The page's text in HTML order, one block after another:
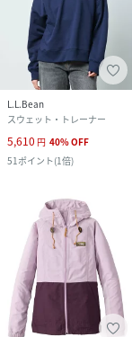
L.L.Bean
スウェット・トレーナー
5,610 円 40%OFF
51 ポイント(1倍)